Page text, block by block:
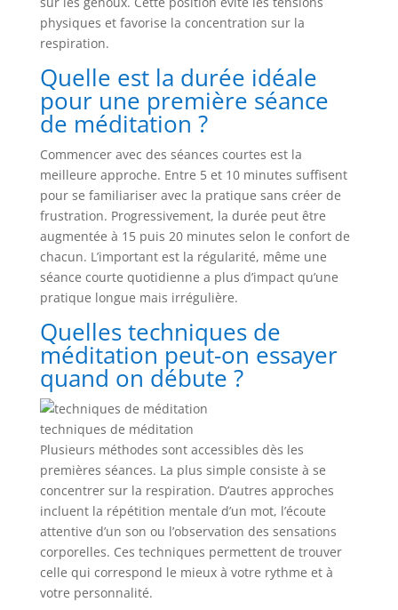
physiques et favorise la concentration sur la
respiration.
Quelle est la durée idéale
pour une première séance
de méditation ?
Commencer avec des séances courtes est la
meilleure approche. Entre 5 et 10 minutes suffisent
pour se familiariser avec la pratique sans créer de
frustration. Progressivement, la durée peut être
augmentée à 15 puis 20 minutes selon le confort de
chacun. L’important est la régularité, même une
séance courte quotidienne a plus d’impact qu’une
pratique longue mais irrégulière.
Quelles techniques de
méditation peut-on essayer
quand on débute ?
techniques de méditation
Plusieurs méthodes sont accessibles dès les
premières séances. La plus simple consiste à se
concentrer sur la respiration. D’autres approches
incluent la répétition mentale d’un mot, l’écoute
attentive d’un son ou l’observation des sensations
corporelles. Ces techniques permettent de trouver
celle qui correspond le mieux à votre rythme et à
votre personnalité.